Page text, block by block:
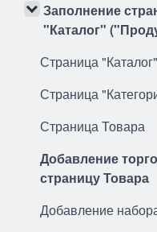
Заполнение
"Каталог"
Страница "Каталог"
Страница
Страница Товара
Добавление
страницу Товара
Добавление